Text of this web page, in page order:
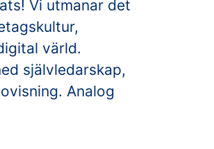
Vi utmanar det
värld.
självledarskap,
Analog